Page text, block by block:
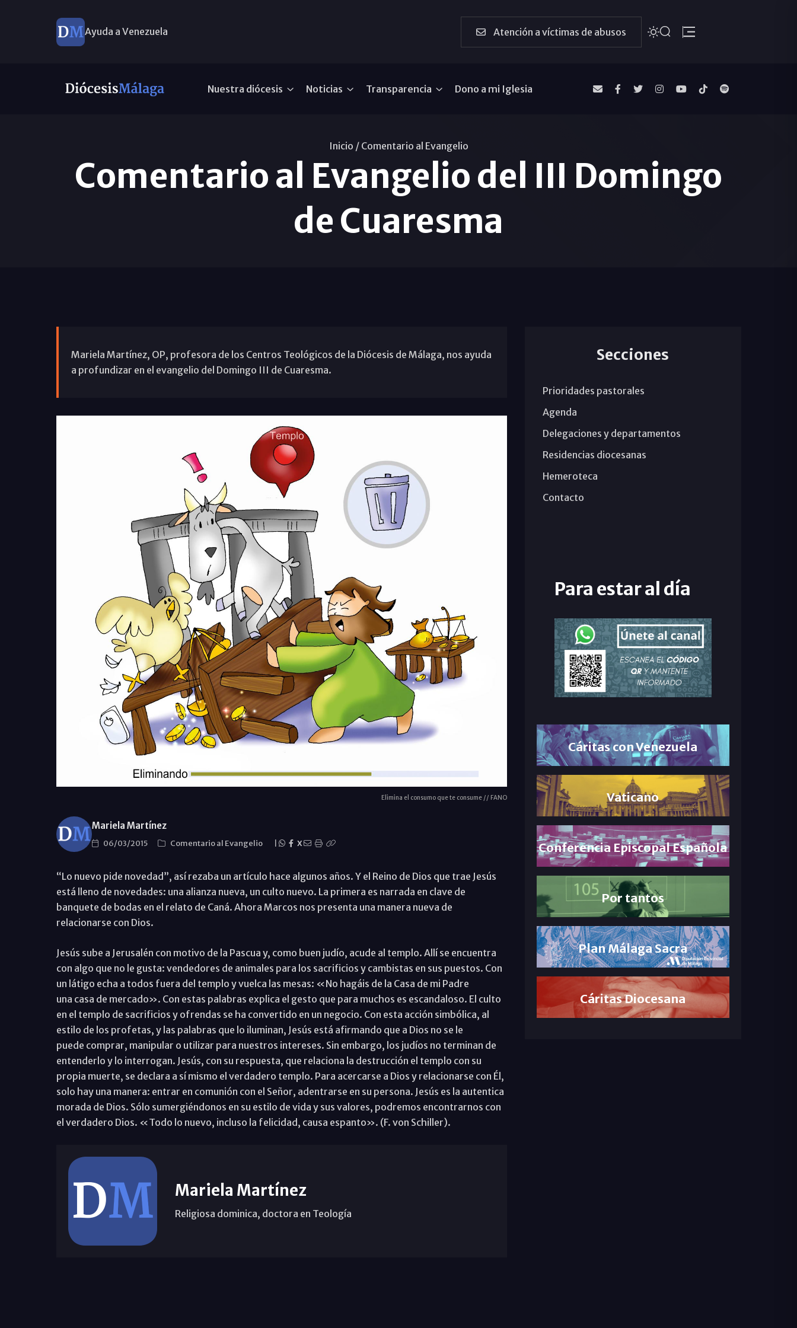
Ayuda a Venezuela Atención a víctimas de abusos
Nuestra diócesis Noticias Transparencia Dono a mi Iglesia
Inicio / Comentario al Evangelio
Comentario al Evangelio del III Domingo
de Cuaresma
Mariela Martínez, OP, profesora de los Centros Teológicos de la Diócesis de Málaga, nos ayuda
a profundizar en el evangelio del Domingo III de Cuaresma.
Elimina el consumo que te consume // FANO
Mariela Martínez
06/03/2015 Comentario al Evangelio X
“Lo nuevo pide novedad”, así rezaba un artículo hace algunos años. Y el Reino de Dios que trae Jesús
está lleno de novedades: una alianza nueva, un culto nuevo. La primera es narrada en clave de
banquete de bodas en el relato de Caná. Ahora Marcos nos presenta una manera nueva de
relacionarse con Dios.
Jesús sube a Jerusalén con motivo de la Pascua y, como buen judío, acude al templo. Allí se encuentra
con algo que no le gusta: vendedores de animales para los sacrificios y cambistas en sus puestos. Con
un látigo echa a todos fuera del templo y vuelca las mesas: «No hagáis de la Casa de mi Padre
una casa de mercado». Con estas palabras explica el gesto que para muchos es escandaloso. El culto
en el templo de sacrificios y ofrendas se ha convertido en un negocio. Con esta acción simbólica, al
estilo de los profetas, y las palabras que lo iluminan, Jesús está afirmando que a Dios no se le
puede comprar, manipular o utilizar para nuestros intereses. Sin embargo, los judíos no terminan de
entenderlo y lo interrogan. Jesús, con su respuesta, que relaciona la destrucción el templo con su
propia muerte, se declara a sí mismo el verdadero templo. Para acercarse a Dios y relacionarse con Él,
solo hay una manera: entrar en comunión con el Señor, adentrarse en su persona. Jesús es la autentica
morada de Dios. Sólo sumergiéndonos en su estilo de vida y sus valores, podremos encontrarnos con
el verdadero Dios. «Todo lo nuevo, incluso la felicidad, causa espanto». (F. von Schiller).
Mariela Martínez
Religiosa dominica, doctora en Teología
Secciones
Prioridades pastorales
Agenda
Delegaciones y departamentos
Residencias diocesanas
Hemeroteca
Contacto
Para estar al día
Cáritas con Venezuela
Vaticano
Conferencia Episcopal Española
Por tantos
Plan Málaga Sacra
Cáritas Diocesana